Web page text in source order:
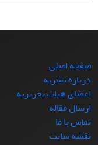
صفحه اصلی
درباره نشریه
اعضای هیات تحریریه
ارسال مقاله
تماس با ما
نقشه سایت